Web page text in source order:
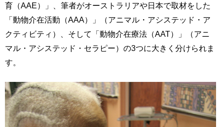
育（AAE）」、筆者がオーストラリアや日本で取材をした
「動物介在活動（AAA）」（アニマル・アシステッド・ア
クティビティ）、そして「動物介在療法（AAT）」（アニ
マル・アシステッド・セラピー）の3つに大きく分けられま
す。